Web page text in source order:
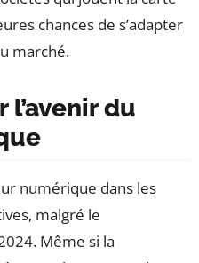
chances de s’adapter
marché.
du
numérique dans les
malgré le
Même si la